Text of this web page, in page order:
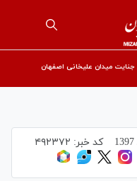
جنایت میدان علیخانی اصفهان
کد خبر: ۴۹۲۳۷۲